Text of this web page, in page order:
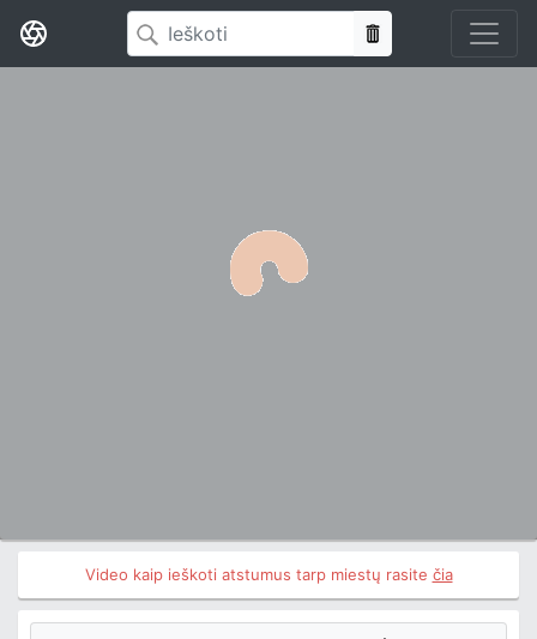
Video kaip ieškoti atstumus tarp miestų rasite čia